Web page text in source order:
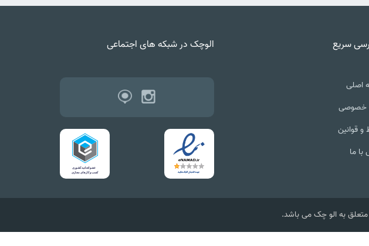
سریع
اصلی
خصوصی
و قوانین
ما
الوچک در شبکه های اجتماعی
به الو چک می باشد.